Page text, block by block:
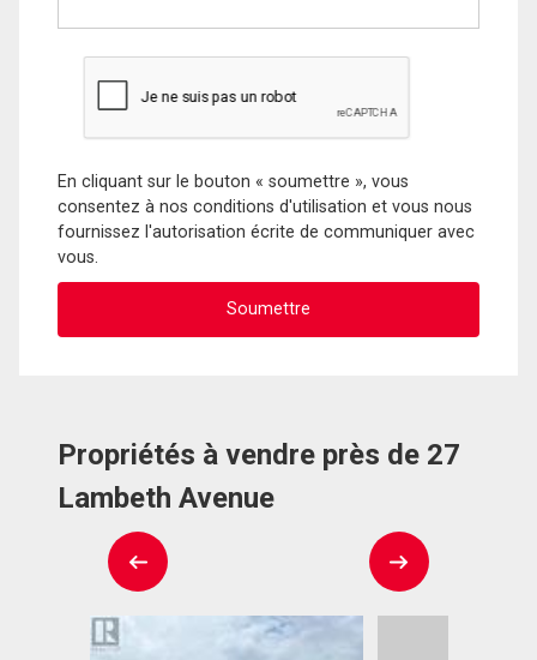
En cliquant sur le bouton « soumettre », vous
consentez à nos conditions d'utilisation et vous nous
fournissez l'autorisation écrite de communiquer avec
vous.
Propriétés à vendre près de 27
Lambeth Avenue